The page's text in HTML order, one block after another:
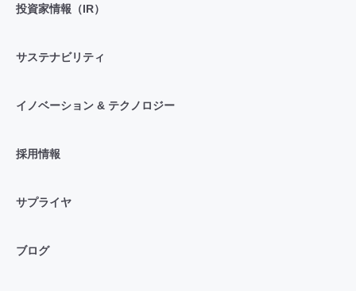
投資家情報（IR）
サステナビリティ
イノベーション & テクノロジー
採用情報
サプライヤ
ブログ